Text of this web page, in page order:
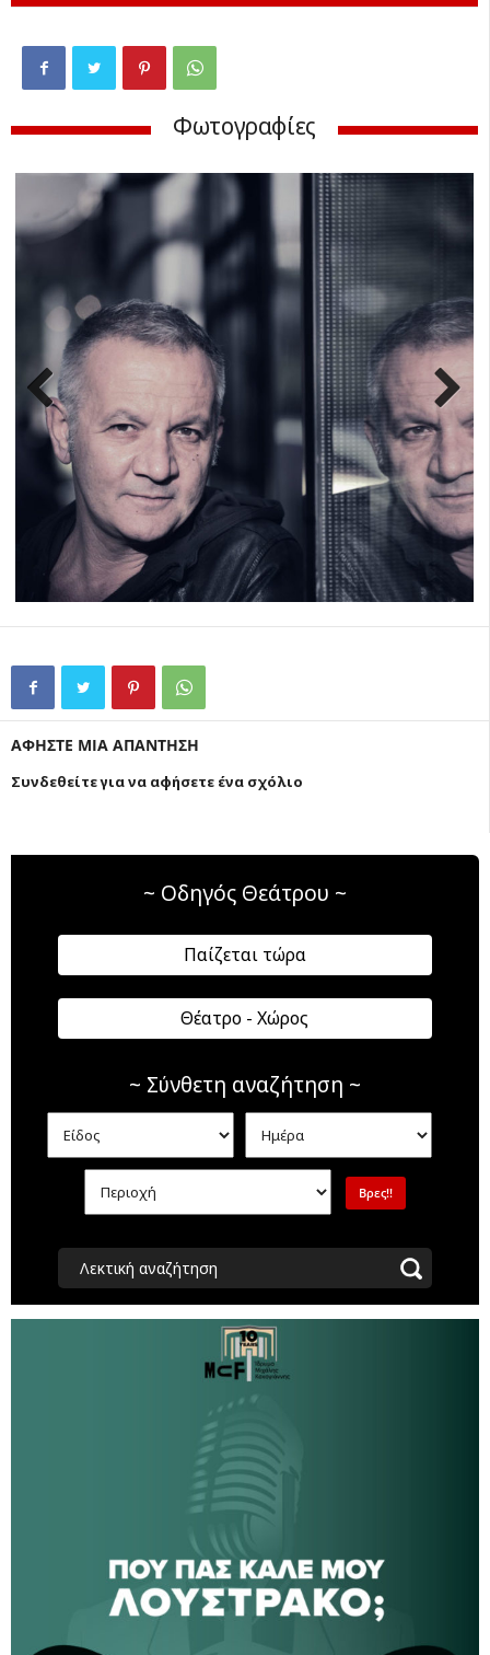
Φωτογραφίες
Previ
Next
ΑΦΗΣΤΕ ΜΙΑ ΑΠΑΝΤΗΣΗ
Συνδεθείτε για να αφήσετε ένα σχόλιο
~ Οδηγός Θεάτρου ~
Παίζεται τώρα
Θέατρο - Χώρος
~ Σύνθετη αναζήτηση ~
Λεκτική αναζήτηση